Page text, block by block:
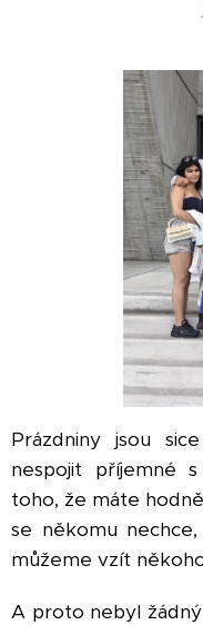
Prázdniny jsou
nespojit příjemné
toho, že máte
se někomu
můžeme vzít
A proto nebyl